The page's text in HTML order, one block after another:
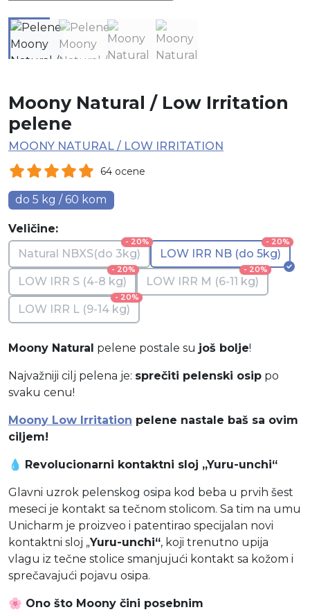
Moony Natural / Low Irritation
pelene
MOONY NATURAL / LOW IRRITATION
64 ocene
do 5 kg / 60 kom
Veličine:
- 20%
Natural NBXS(do 3kg)
- 20%
LOW IRR NB (do 5kg)
- 20%
LOW IRR S (4-8 kg)
- 20%
LOW IRR M (6-11 kg)
- 20%
LOW IRR L (9-14 kg)
Moony Natural pelene postale su još bolje!
Najvažniji cilj pelena je: sprečiti pelenski osip po
svaku cenu!
Moony Low Irritation pelene nastale baš sa ovim
ciljem!
💧 Revolucionarni kontaktni sloj „Yuru-unchi“
Glavni uzrok pelenskog osipa kod beba u prvih šest
meseci je kontakt sa tečnom stolicom. Sa tim na umu
Unicharm je proizveo i patentirao specijalan novi
kontaktni sloj „Yuru-unchi“, koji trenutno upija
vlagu iz tečne stolice smanjujući kontakt sa kožom i
sprečavajući pojavu osipa.
🌸 Ono što Moony čini posebnim